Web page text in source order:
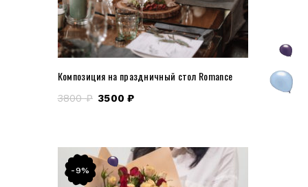
Композиция на праздничный стол Romance
3800₽ 3500₽
-9%